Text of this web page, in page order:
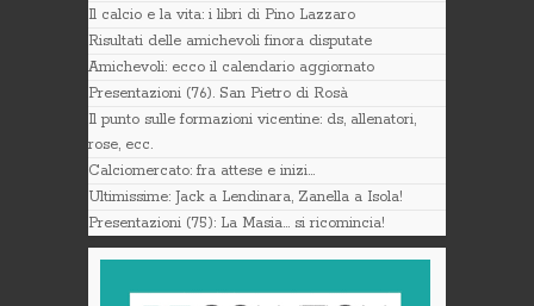
Il calcio e la vita: i libri di Pino Lazzaro
Risultati delle amichevoli finora disputate
Amichevoli: ecco il calendario aggiornato
Presentazioni (76). San Pietro di Rosà
Il punto sulle formazioni vicentine: ds, allenatori,
rose, ecc.
Calciomercato: fra attese e inizi…
Ultimissime: Jack a Lendinara, Zanella a Isola!
Presentazioni (75): La Masia… si ricomincia!